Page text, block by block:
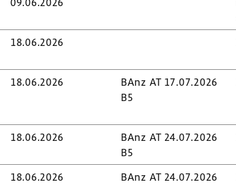
18.06.2026
18.06.2026
BAnz AT 17.07.2026
B5
18.06.2026
BAnz AT 24.07.2026
B5
18.06.2026
BAnz AT 24.07.2026